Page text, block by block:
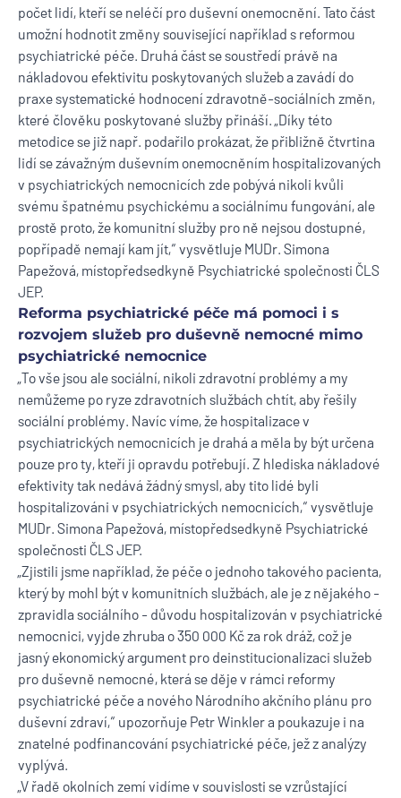
počet lidí, kteří se neléčí pro duševní onemocnění. Tato část
umožní hodnotit změny související například s reformou
psychiatrické péče. Druhá část se soustředí právě na
nákladovou efektivitu poskytovaných služeb a zavádí do
praxe systematické hodnocení zdravotně-sociálních změn,
které člověku poskytované služby přináší. „Díky této
metodice se již např. podařilo prokázat, že přibližně čtvrtina
lidí se závažným duševním onemocněním hospitalizovaných
v psychiatrických nemocnicích zde pobývá nikoli kvůli
svému špatnému psychickému a sociálnímu fungování, ale
prostě proto, že komunitní služby pro ně nejsou dostupné,
popřípadě nemají kam jít,“ vysvětluje MUDr. Simona
Papežová, místopředsedkyně Psychiatrické společnosti ČLS
JEP.
Reforma psychiatrické péče má pomoci i s
rozvojem služeb pro duševně nemocné mimo
psychiatrické nemocnice
„To vše jsou ale sociální, nikoli zdravotní problémy a my
nemůžeme po ryze zdravotních službách chtít, aby řešily
sociální problémy. Navíc víme, že hospitalizace v
psychiatrických nemocnicích je drahá a měla by být určena
pouze pro ty, kteří ji opravdu potřebují. Z hlediska nákladové
efektivity tak nedává žádný smysl, aby tito lidé byli
hospitalizováni v psychiatrických nemocnicích,“ vysvětluje
MUDr. Simona Papežová, místopředsedkyně Psychiatrické
společnosti ČLS JEP.
„Zjistili jsme například, že péče o jednoho takového pacienta,
který by mohl být v komunitních službách, ale je z nějakého -
zpravidla sociálního - důvodu hospitalizován v psychiatrické
nemocnici, vyjde zhruba o 350 000 Kč za rok dráž, což je
jasný ekonomický argument pro deinstitucionalizaci služeb
pro duševně nemocné, která se děje v rámci reformy
psychiatrické péče a nového Národního akčního plánu pro
duševní zdraví,“ upozorňuje Petr Winkler a poukazuje i na
znatelné podfinancování psychiatrické péče, jež z analýzy
vyplývá.
„V řadě okolních zemí vidíme v souvislosti se vzrůstající